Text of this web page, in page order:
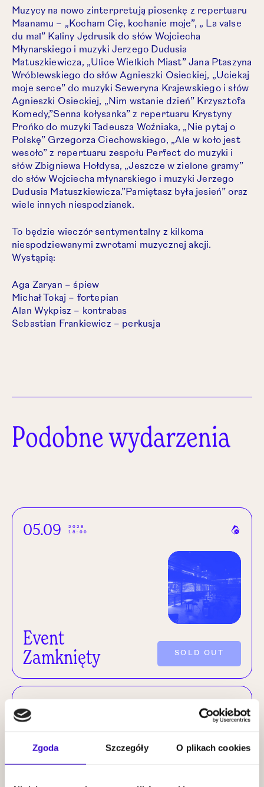
Zgoda Szczegóły O plikach cookies
Muzycy na nowo zinterpretują piosenkę z repertuaru
Maanamu – „Kocham Cię, kochanie moje”, „ La valse
du mal” Kaliny Jędrusik do słów Wojciecha
Młynarskiego i muzyki Jerzego Dudusia
Matuszkiewicza, „Ulice Wielkich Miast” Jana Ptaszyna
Wróblewskiego do słów Agnieszki Osieckiej, „Uciekaj
moje serce” do muzyki Seweryna Krajewskiego i słów
Agnieszki Osieckiej, „Nim wstanie dzień” Krzysztofa
Komedy,”Senna kołysanka” z repertuaru Krystyny
Prońko do muzyki Tadeusza Woźniaka, „Nie pytaj o
Polskę” Grzegorza Ciechowskiego, „Ale w koło jest
wesoło” z repertuaru zespołu Perfect do muzyki i
słów Zbigniewa Hołdysa, „Jeszcze w zielone gramy”
do słów Wojciecha młynarskiego i muzyki Jerzego
Dudusia Matuszkiewicza.”Pamiętasz była jesień” oraz
wiele innych niespodzianek.
To będzie wieczór sentymentalny z kilkoma
niespodziewanymi zwrotami muzycznej akcji.
Wystąpią:
Aga Zaryan – śpiew
Michał Tokaj – fortepian
Alan Wykpisz – kontrabas
Sebastian Frankiewicz – perkusja
Podobne wydarzenia
05.09
2026
18:00
Event
Zamknięty
SOLD OUT
19.09